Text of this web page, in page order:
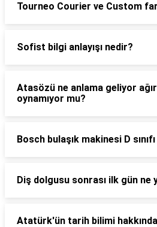
Tourneo Courier ve Custom
Sofist bilgi anlayışı nedir?
Atasözü ne anlama geliyor
oynamıyor mu?
Bosch bulaşık makinesi D
Diş dolgusu sonrası ilk gün ne
Atatürk'ün tarih bilimi